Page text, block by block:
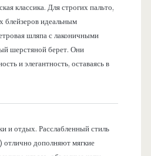
классика. Для строгих пальто,
блейзеров идеальным
шляпа с лаконичными
шерстяной берет. Они
и элегантность, оставаясь в
и отдых. Расслабленный стиль
отлично дополняют мягкие